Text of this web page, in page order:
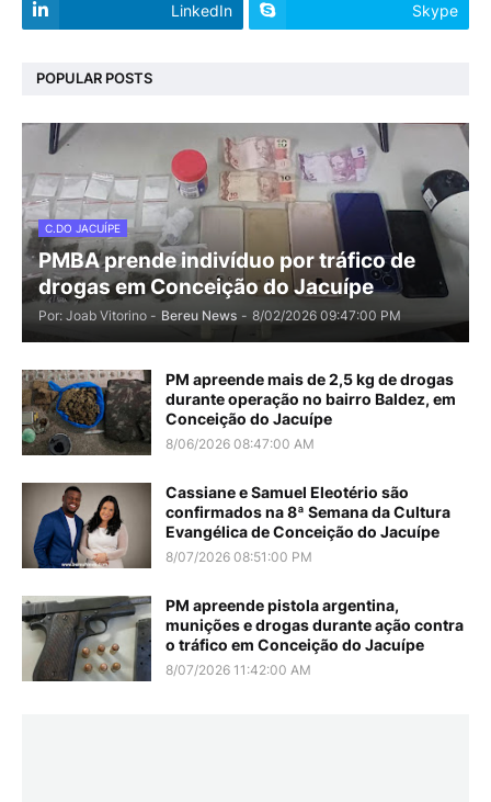
LinkedIn Skype
POPULAR POSTS
C.DO JACUÍPE
PMBA prende indivíduo por tráfico de
drogas em Conceição do Jacuípe
Por: Joab Vitorino - Bereu News - 8/02/2026 09:47:00 PM
PM apreende mais de 2,5 kg de drogas
durante operação no bairro Baldez, em
Conceição do Jacuípe
8/06/2026 08:47:00 AM
Cassiane e Samuel Eleotério são
confirmados na 8ª Semana da Cultura
Evangélica de Conceição do Jacuípe
8/07/2026 08:51:00 PM
PM apreende pistola argentina,
munições e drogas durante ação contra
o tráfico em Conceição do Jacuípe
8/07/2026 11:42:00 AM